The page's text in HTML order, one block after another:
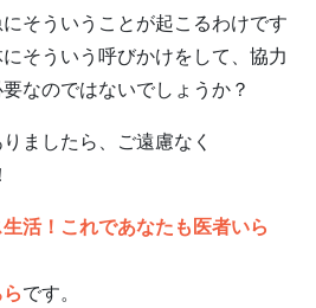
そういうことが起こるわけです
そういう呼びかけをして、協力
なのではないでしょうか？
ましたら、ご遠慮なく
活！これであなたも医者いら
です。